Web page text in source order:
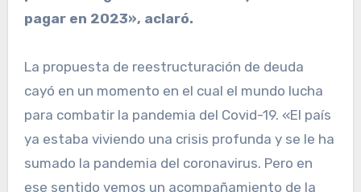
pagar en 2023», aclaró.
La propuesta de reestructuración de deuda
cayó en un momento en el cual el mundo lucha
para combatir la pandemia del Covid-19. «El país
ya estaba viviendo una crisis profunda y se le ha
sumado la pandemia del coronavirus. Pero en
ese sentido vemos un acompañamiento de la